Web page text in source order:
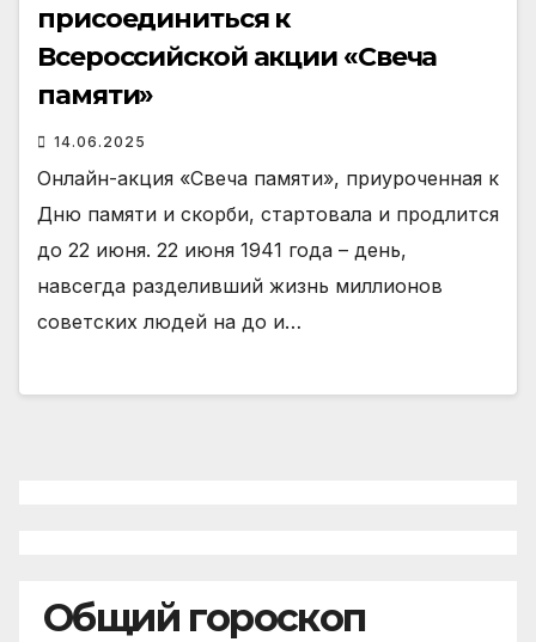
присоединиться к
Всероссийской акции «Свеча
памяти»
14.06.2025
Онлайн-акция «Свеча памяти», приуроченная к
Дню памяти и скорби, стартовала и продлится
до 22 июня. 22 июня 1941 года – день,
навсегда разделивший жизнь миллионов
советских людей на до и…
Общий гороскоп